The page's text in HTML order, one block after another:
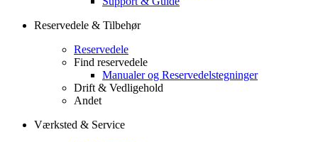
Reservedele & Tilbehør
Reservedele
Find reservedele
Manualer og Reservedelstegninger
Drift & Vedligehold
Andet
Værksted & Service